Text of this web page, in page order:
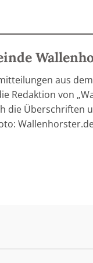
aus
Redaktion von
die Überschriften